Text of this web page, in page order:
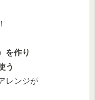
を作り
う
レンジが